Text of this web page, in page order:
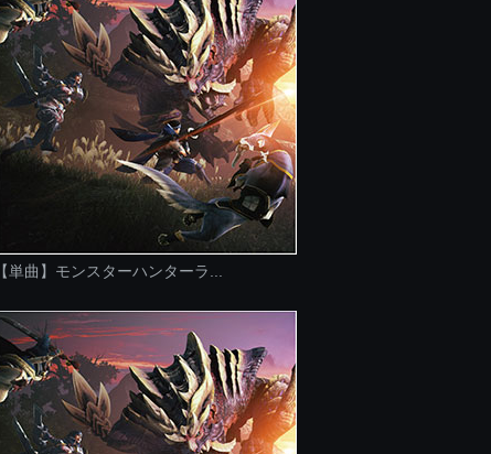
【単曲】モンスターハンターラ...